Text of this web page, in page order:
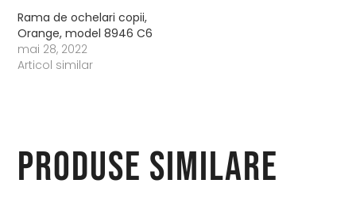
Rama de ochelari copii,
Orange, model 8946 C6
mai 28, 2022
Articol similar
Produse similare